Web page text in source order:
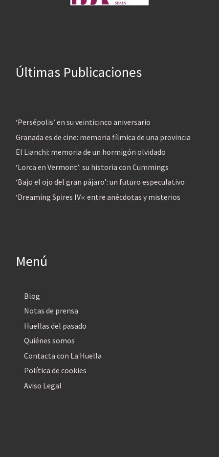
Últimas Publicaciones
‘Persépolis’ en su veinticinco aniversario
Granada es de cine: memoria fílmica de una provincia
El Lianchi: memoria de un hormigón olvidado
‘Lorca en Vermont’: su historia con Cummings
‘Bajo el ojo del gran pájaro’: un futuro especulativo
‘Dreaming Spires IV»: entre anécdotas y misterios
Menú
Blog
Notas de prensa
Huellas del pasado
Quiénes somos
Contacta con La Huella
Política de cookies
Aviso Legal